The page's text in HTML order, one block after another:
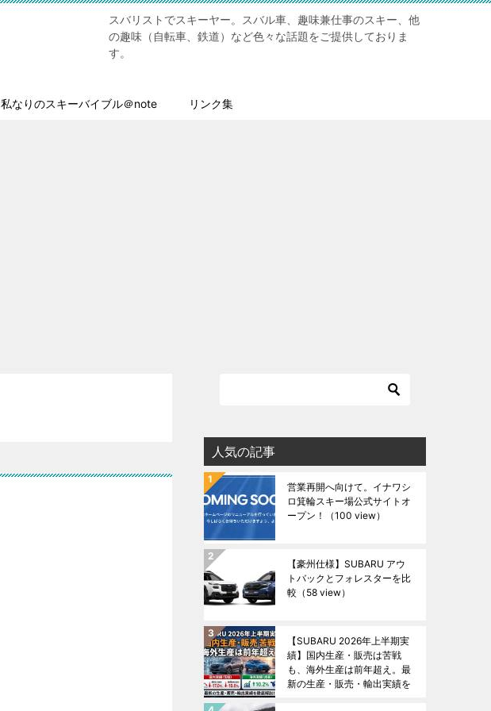
スバリストでスキーヤー。スバル車、趣味兼仕事のスキー、他
の趣味（自転車、鉄道）など色々な話題をご提供しておりま
す。
私なりのスキーバイブル＠note リンク集
人気の記事
営業再開へ向けて。イナワシ
ロ箕輪スキー場公式サイトオ
ープン！
（100 view）
【豪州仕様】SUBARU アウ
トバックとフォレスターを比
較 （58 view）
【SUBARU 2026年上半期実
績】国内生産・販売は苦戦
も、海外生産は前年超え。最
新の生産・販売・輸出実績を